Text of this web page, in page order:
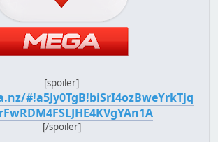
[spoiler]
#!a5Jy0TgB!biSrI4ozBweYrkTjq
[/spoiler]